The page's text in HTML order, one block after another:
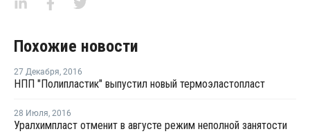
Похожие новости
27 Декабря, 2016
НПП "Полипластик" выпустил новый термоэластопласт
28 Июля, 2016
Уралхимпласт отменит в августе режим неполной занятости